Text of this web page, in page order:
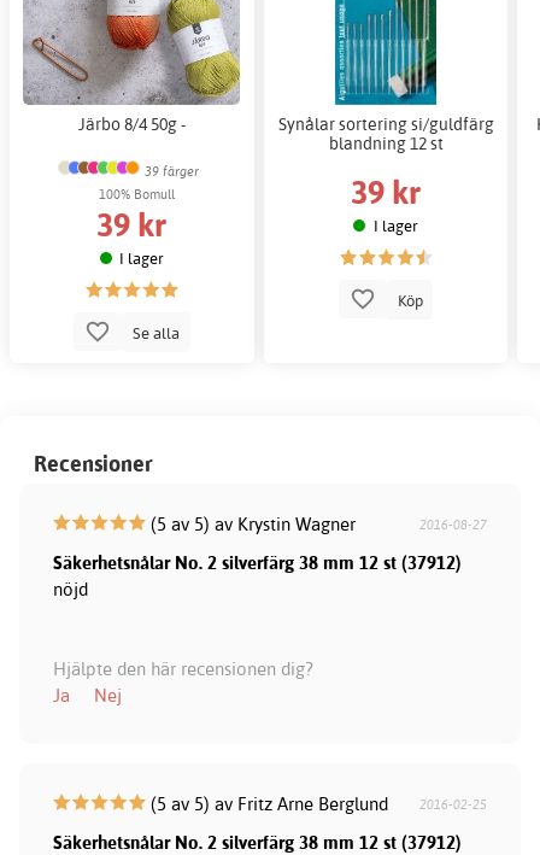
Järbo 8/4 50g -
39 färger
100% Bomull
39 kr
I lager
Se alla
Synålar sortering si/guldfärg
blandning 12 st
39 kr
I lager
Köp
Recensioner
(5 av 5) av Krystin Wagner 2016-08-27
Säkerhetsnålar No. 2 silverfärg 38 mm 12 st (37912)
nöjd
Hjälpte den här recensionen dig?
Ja
Nej
(5 av 5) av Fritz Arne Berglund 2016-02-25
Säkerhetsnålar No. 2 silverfärg 38 mm 12 st (37912)